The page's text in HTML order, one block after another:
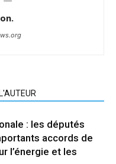
: les députés
accords de
l’énergie et les